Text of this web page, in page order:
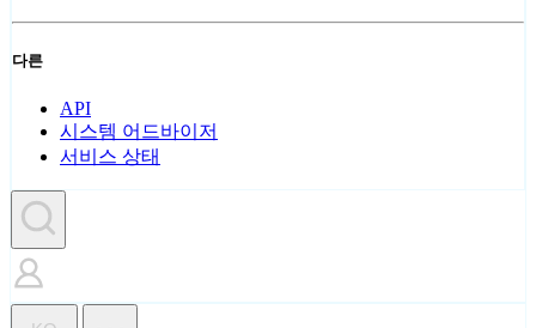
다른
API
시스템 어드바이저
서비스 상태